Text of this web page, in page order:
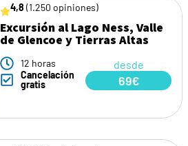
4,8 (1.250 opiniones)
Excursión al Lago Ness, Valle
de Glencoe y Tierras Altas
12 horas
Cancelación
gratis
desde
69€